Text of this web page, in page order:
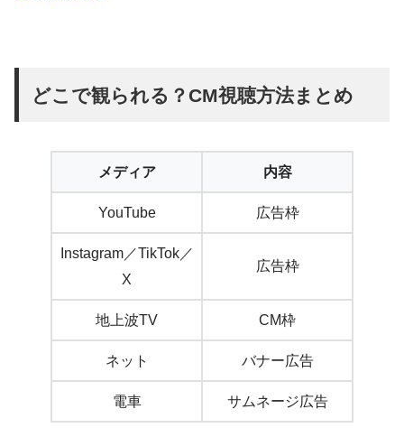
どこで観られる？CM視聴方法まとめ
メディア 内容
YouTube 広告枠
Instagram／TikTok／
X
広告枠
地上波TV CM枠
ネット バナー広告
電車 サムネージ広告